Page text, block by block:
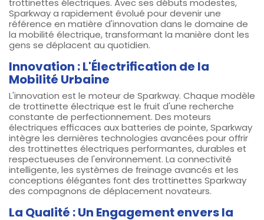
trottinettes électriques. Avec ses débuts modestes,
Sparkway a rapidement évolué pour devenir une
référence en matière d'innovation dans le domaine de
la mobilité électrique, transformant la manière dont les
gens se déplacent au quotidien.
Innovation : L'Électrification de la
Mobilité Urbaine
L'innovation est le moteur de Sparkway. Chaque modèle
de trottinette électrique est le fruit d'une recherche
constante de perfectionnement. Des moteurs
électriques efficaces aux batteries de pointe, Sparkway
intègre les dernières technologies avancées pour offrir
des trottinettes électriques performantes, durables et
respectueuses de l'environnement. La connectivité
intelligente, les systèmes de freinage avancés et les
conceptions élégantes font des trottinettes Sparkway
des compagnons de déplacement novateurs.
La Qualité : Un Engagement envers la